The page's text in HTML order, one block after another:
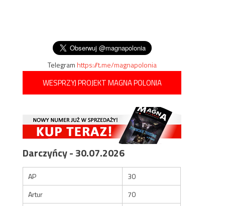
Telegramhttps://t.me/magnapolonia
WESPRZYJ PROJEKT MAGNA POLONIA
Darczyńcy - 30.07.2026
AP
30
Artur
70